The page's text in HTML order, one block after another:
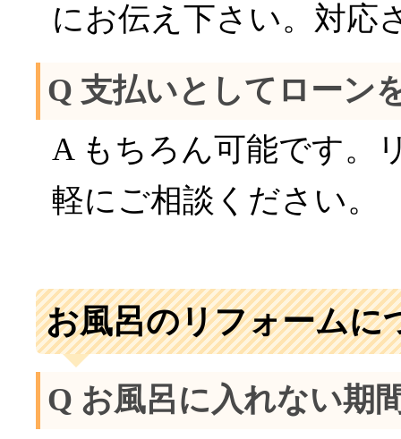
にお伝え下さい。対応
Q 支払いとしてローン
A もちろん可能です。
軽にご相談ください。
お風呂のリフォームに
Q お風呂に入れない期